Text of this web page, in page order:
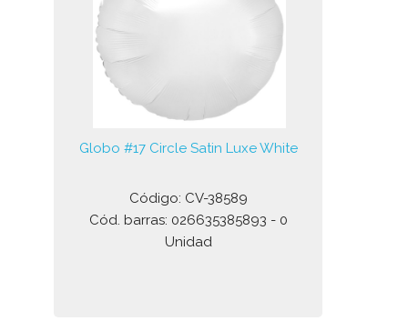
Globo #17 Circle Satin Luxe White
Código: CV-38589
Cód. barras: 026635385893 - 0
Unidad